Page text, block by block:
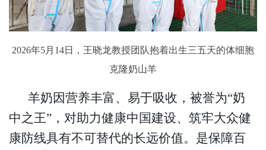
2026年5月14日，王晓龙教授团队抱着出生三五天的体细胞
克隆奶山羊
羊奶因营养丰富、易于吸收，被誉为“奶
中之王”，对助力健康中国建设、筑牢大众健
康防线具有不可替代的长远价值。是保障百